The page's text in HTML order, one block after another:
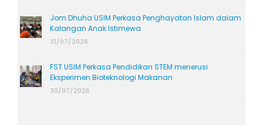
Jom Dhuha USIM Perkasa Penghayatan Islam dalam
Kalangan Anak Istimewa
31/07/2026
FST USIM Perkasa Pendidikan STEM menerusi
Eksperimen Bioteknologi Makanan
30/07/2026